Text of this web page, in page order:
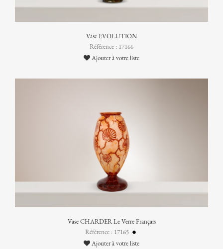
Vase EVOLUTION
Référence : 17166
Ajouter à votre liste
Vase CHARDER Le Verre Français
Référence : 17165
Ajouter à votre liste